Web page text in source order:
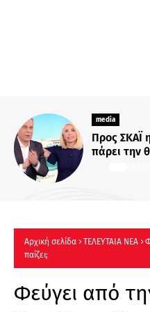
media
η
Αρχική σελίδα ΤΕΛΕΥΤΑΙΑ ΝΕΑ
παίζει;
Φεύγει από